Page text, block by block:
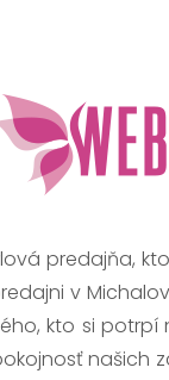
predajňa,
v
kto si
našich